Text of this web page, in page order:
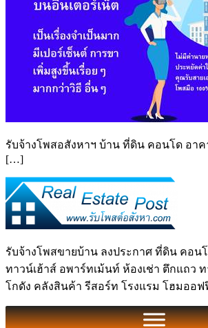
รับจ้างโพสอสังหาฯ บ้าน ที่ดิน คอนโด อา
[…]
รับจ้างโพสขายบ้าน ลงประกาศ ที่ดิน คอน
ทาวน์เฮ้าส์ อพาร์ทเม้นท์ ห้องเช่า ตึกแถว
โกดัง คลังสินค้า รีสอร์ท โรงแรม โฮมออฟ